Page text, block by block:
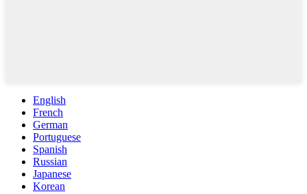
English
French
German
Portuguese
Spanish
Russian
Japanese
Korean